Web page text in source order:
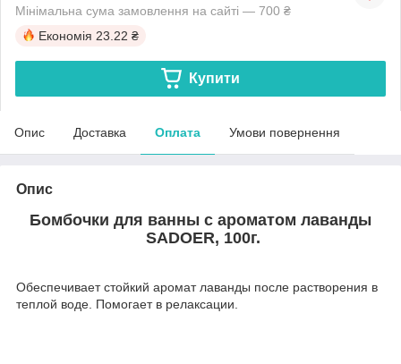
Мінімальна сума замовлення на сайті — 700 ₴
Економія 23.22 ₴
Купити
Опис Доставка Оплата Умови повернення
Опис
Бомбочки для ванны с ароматом лаванды
SADOER, 100г.
Обеспечивает стойкий аромат лаванды после растворения в
теплой воде. Помогает в релаксации.